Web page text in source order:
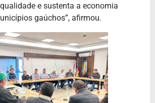
e sustenta a economia
gaúchos”, afirmou.